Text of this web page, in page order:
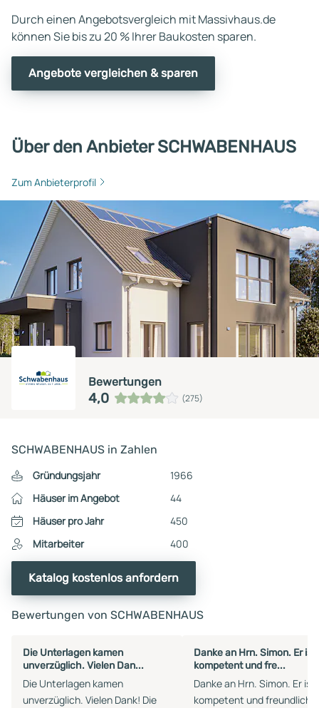
Durch einen Angebotsvergleich mit Massivhaus.de
können Sie bis zu 20 % Ihrer Baukosten sparen.
Angebote vergleichen & sparen
Über den Anbieter SCHWABENHAUS
Zum Anbieterprofil
Bewertungen
4,0 (275)
SCHWABENHAUS in Zahlen
Gründungsjahr
1966
Häuser im Angebot
44
Häuser pro Jahr
450
Mitarbeiter
400
Katalog kostenlos anfordern
Bewertungen von SCHWABENHAUS
Die Unterlagen kamen
unverzüglich. Vielen Dan...
Die Unterlagen kamen
unverzüglich. Vielen Dank! Die
Danke an Hrn. Simon. Er ist
kompetent und fre...
Danke an Hrn. Simon. Er ist
kompetent und freundlich!